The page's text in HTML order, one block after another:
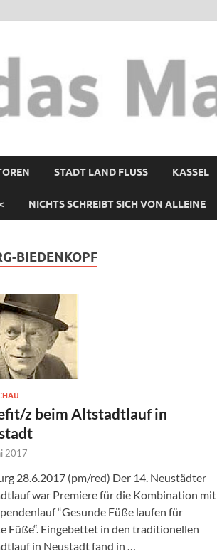
STADT LAND FLUSS KASSEL
NICHTS SCHREIBT SICH VON ALLEINE
BIEDENKOPF
z beim Altstadtlauf in
2017
28.6.2017 (pm/red) Der 14. Neustädter
war Premiere für die Kombination mit
“Gesunde Füße laufen für
Füße“. Eingebettet in den traditionellen
in Neustadt fand in …